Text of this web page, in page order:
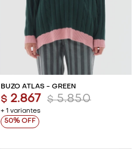
BUZO ATLAS - GREEN
+ 1 variantes
$ 2.867 $ 5.850
50